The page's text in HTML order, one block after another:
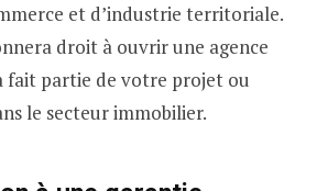
et d’industrie territoriale.
droit à ouvrir une agence
fait partie de votre projet ou
le secteur immobilier.